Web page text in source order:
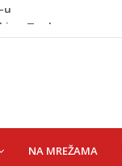
Tuzla
NA MREŽAMA